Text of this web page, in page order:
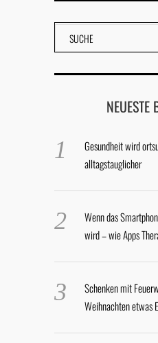
NEUESTE
Gesundheit wird
alltagstauglicher
Wenn das
wird – wie Apps
Schenken mit
Weihnachten etwas